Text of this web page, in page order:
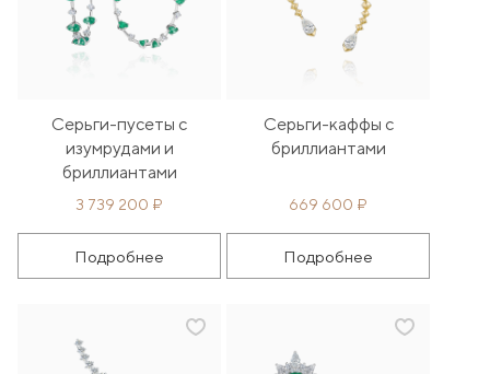
3 739 200 ₽
Серьги-пусеты с
изумрудами и
бриллиантами
Подробнее
669 600 ₽
Серьги-каффы с
бриллиантами
Подробнее